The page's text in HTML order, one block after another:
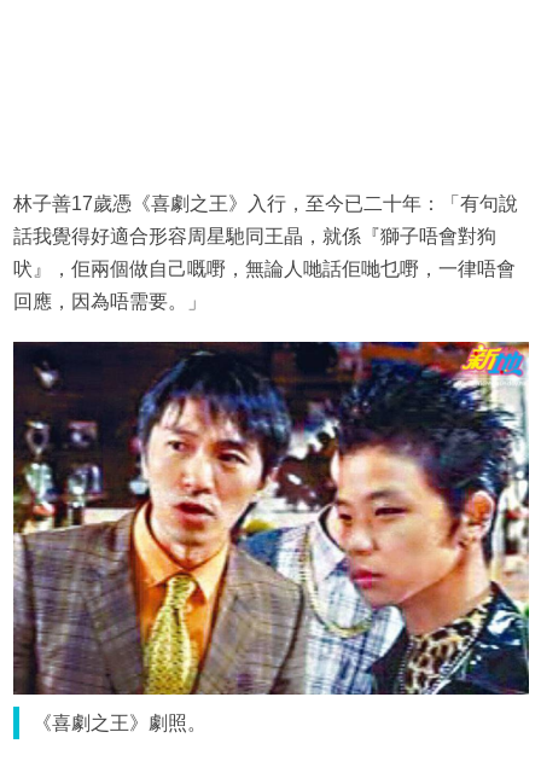
林子善17歲憑《喜劇之王》入行，至今已二十年：「有句說
話我覺得好適合形容周星馳同王晶，就係『獅子唔會對狗
吠』，佢兩個做自己嘅嘢，無論人哋話佢哋乜嘢，一律唔會
回應，因為唔需要。」
《喜劇之王》劇照。